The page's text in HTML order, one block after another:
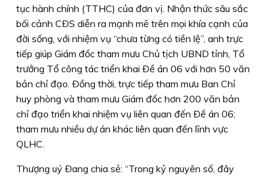
tục hành chính (TTHC) của đơn vị. Nhận thức sâu sắc
bối cảnh CÐS diễn ra mạnh mẽ trên mọi khía cạnh của
đời sống, với nhiệm vụ “chưa từng có tiền lệ”, anh trực
tiếp giúp Giám đốc tham mưu Chủ tịch UBND tỉnh, Tổ
trưởng Tổ công tác triển khai Ðề án 06 với hơn 50 văn
bản chỉ đạo. Ðồng thời, trực tiếp tham mưu Ban Chỉ
huy phòng và tham mưu Giám đốc hơn 200 văn bản
chỉ đạo triển khai nhiệm vụ liên quan đến Ðề án 06;
tham mưu nhiều dự án khác liên quan đến lĩnh vực
QLHC.
Thượng uý Ðang chia sẻ: “Trong kỷ nguyên số, đây